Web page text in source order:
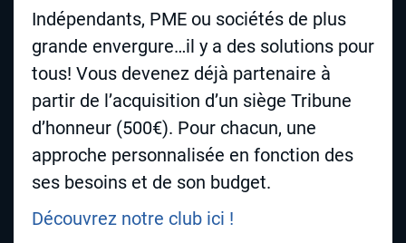
Indépendants, PME ou sociétés de plus
grande envergure…il y a des solutions pour
tous! Vous devenez déjà partenaire à
partir de l’acquisition d’un siège Tribune
d’honneur (500€). Pour chacun, une
approche personnalisée en fonction des
ses besoins et de son budget.
Découvrez notre club ici !